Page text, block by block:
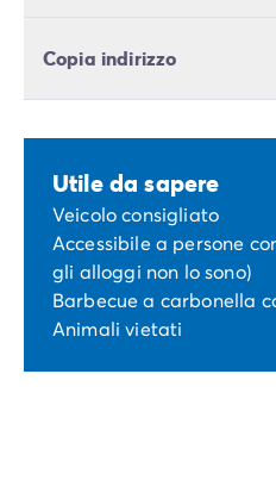
Copia indirizzo
Utile da sapere
Veicolo consigliato
Accessibile a persone
gli alloggi non lo sono)
Barbecue a carbonella
Animali vietati